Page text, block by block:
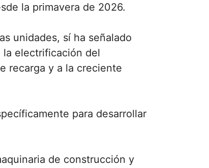
la primavera de 2026.
unidades, sí ha señalado
la electrificación del
recarga y a la creciente
para desarrollar
de construcción y